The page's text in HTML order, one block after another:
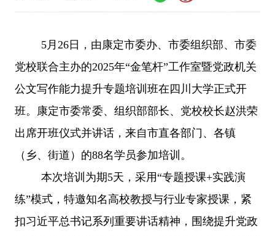
5月26日，由康定市委办、市委组织部、市委
党校联合主办的2025年“金笔杆”工作室暨党政机关
公文写作能力提升专题培训班在四川大学正式开
班。康定市委常委、组织部部长、党校校长赵洪荣
出席开班仪式并讲话，来自市直各部门、各镇
（乡、街道）的88名学员参加培训。
本次培训为期5天，采用“专题授课+实践演
练”模式，特邀知名高校教授与行业专家授课，紧
扣习近平总书记系列重要讲话精神，围绕提升党政